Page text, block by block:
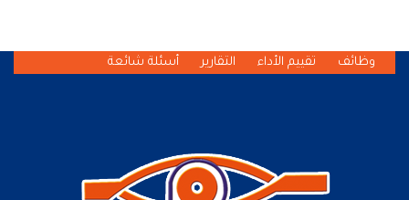
وظائف تقييم الأداء التقارير أسئلة شائعة